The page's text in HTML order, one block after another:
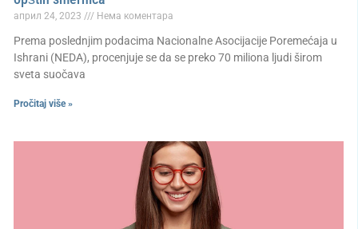
април 24, 2023 Нема коментара
Prema poslednjim podacima Nacionalne Asocijacije Poremećaja u
Ishrani (NEDA), procenjuje se da se preko 70 miliona ljudi širom
sveta suočava
Pročitaj više »